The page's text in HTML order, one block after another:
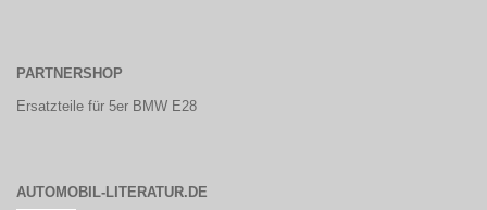
PARTNERSHOP
Ersatzteile für 5er BMW E28
AUTOMOBIL-LITERATUR.DE